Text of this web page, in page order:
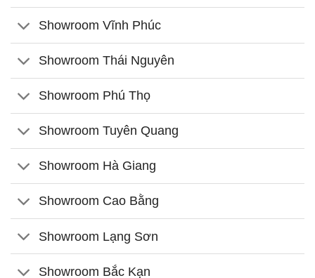
Showroom Vĩnh Phúc
Showroom Thái Nguyên
Showroom Phú Thọ
Showroom Tuyên Quang
Showroom Hà Giang
Showroom Cao Bằng
Showroom Lạng Sơn
Showroom Bắc Kạn